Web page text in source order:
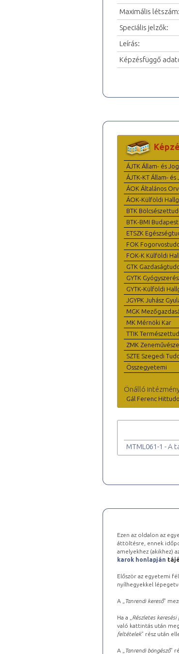
Maximális létszám:
Speciális jelzők:
Leírás:
Képzésfüggő
ÁJTK Állam- és
ÁJTK-KT Állam-
ÁOK Általános
ÁOK-Külföldi
BTK
BTK-BMI
ETSZK
FOK
FOK-K Külföldi
GTK
GYTK
GYTK-Külföldi
JGYPK Juhász
MGK
MK Mérnöki Kar
TTIK
ZMK
SZTE Szegedi
Összegyetemi
Önálló
Gál Ferenc
MTML061-1 - A
Ezen az oldalon az
áttöltésre, ennek
amelyekhez (akikhez)
karok honlapján
Először az egyetemi
nyílhegyekkel
A „ Tanrendi kereső”
Ha a „ Részletes
való kattintás után
feltételek” rész után
A „ Tanrendi böngésző”